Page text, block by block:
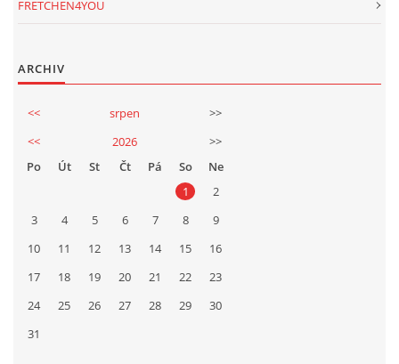
FRETCHEN4YOU
ARCHIV
<< srpen
>>
<<
2026
>>
Po
Út St Čt Pá So
Ne
1
2
3
4 5 6 7 8
9
10
11 12 13 14 15
16
17
18 19 20 21 22
23
24
25 26 27 28 29
30
31